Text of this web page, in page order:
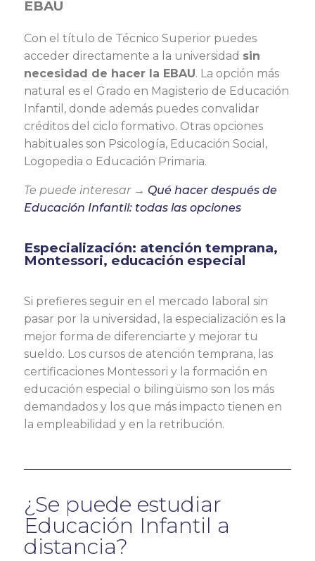
EBAU
Con el título de Técnico Superior puedes
acceder directamente a la universidad sin
necesidad de hacer la EBAU. La opción más
natural es el Grado en Magisterio de Educación
Infantil, donde además puedes convalidar
créditos del ciclo formativo. Otras opciones
habituales son Psicología, Educación Social,
Logopedia o Educación Primaria.
Te puede interesar → Qué hacer después de
Educación Infantil: todas las opciones
Especialización: atención temprana,
Montessori, educación especial
Si prefieres seguir en el mercado laboral sin
pasar por la universidad, la especialización es la
mejor forma de diferenciarte y mejorar tu
sueldo. Los cursos de atención temprana, las
certificaciones Montessori y la formación en
educación especial o bilingüismo son los más
demandados y los que más impacto tienen en
la empleabilidad y en la retribución.
¿Se puede estudiar
Educación Infantil a
distancia?